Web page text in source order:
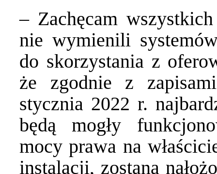
– Zachęcam
nie wymienili
do skorzystania z
że zgodnie z
stycznia 2022 r.
będą mogły
mocy prawa na
instalacji, zostaną